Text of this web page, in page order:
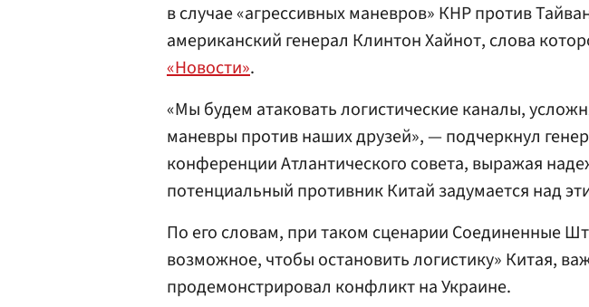
в случае «агрессивных маневров» КНР против
американский генерал Клинтон Хайнот, слова
«Новости».
«Мы будем атаковать логистические каналы,
маневры против наших друзей», — подчеркнул
конференции Атлантического совета, выражая
потенциальный противник Китай задумается над
По его словам, при таком сценарии Соединенные
возможное, чтобы остановить логистику» Китая,
продемонстрировал конфликт на Украине.